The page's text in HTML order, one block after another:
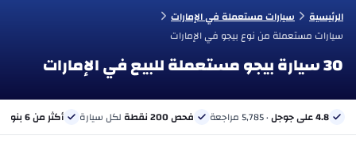
الرئيسية
سيارات مستعملة في الإمارات
سيارات مستعملة من نوع بيجو في الإمارات
30 سيارة بيجو مستعملة للبيع في الإمارات
4.8 على جوجل · 5,785 مراجعة فحص 200 نقطة لكل سيارة أكثر من 6 بنوك